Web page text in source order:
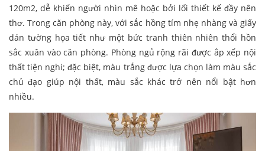
120m2, dễ khiến người nhìn mê hoặc bởi lối thiết kế đầy nên
thơ. Trong căn phòng này, với sắc hồng tím nhẹ nhàng và giấy
dán tường họa tiết như một bức tranh thiên nhiên thổi hồn
sắc xuân vào căn phòng. Phòng ngủ rộng rãi được ắp xếp nội
thất tiện nghi; đặc biệt, màu trắng được lựa chọn làm màu sắc
chủ đạo giúp nội thất, màu sắc khác trở nên nổi bật hơn
nhiều.